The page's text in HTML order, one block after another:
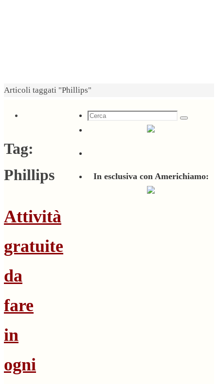
Home
Articoli taggati "Phillips"
Tag:
Phillips
Attività
gratuite
da
fare
in
ogni
Cerca
Cerca
In esclusiva con Americhiamo: